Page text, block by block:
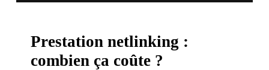
Prestation netlinking :
combien ça coûte ?